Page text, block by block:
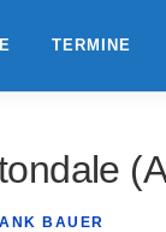
TERMINE
BAUER